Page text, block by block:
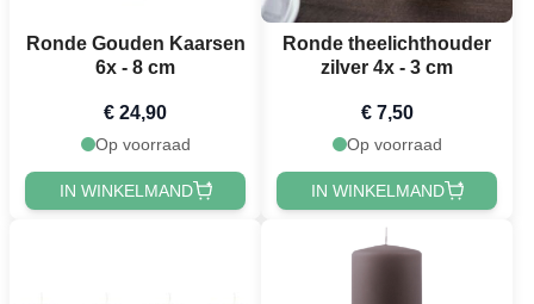
Ronde Gouden Kaarsen
6x - 8 cm
€ 24,90
Op voorraad
IN WINKELMAND
Ronde theelichthouder
zilver 4x - 3 cm
€ 7,50
Op voorraad
IN WINKELMAND